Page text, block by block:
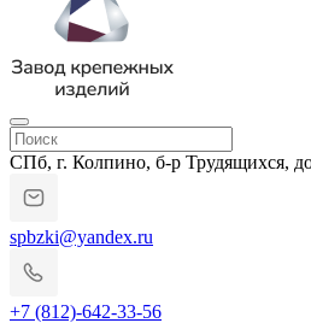
СПб, г. Колпино, б-р Трудящихся,
spbzki@yandex.ru
+7 (812)-642-33-56